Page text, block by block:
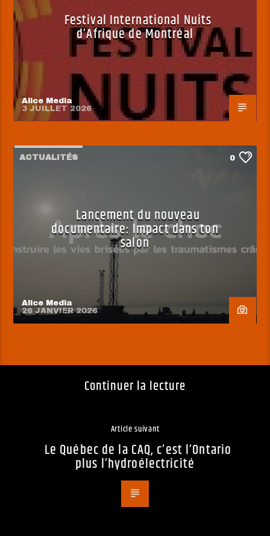
Festival International Nuits
d’Afrique de Montréal
Alice Media
3 JUILLET 2026
ACTUALITÉS 0
Lancement du nouveau
documentaire: Impact dans ton
salon
Alice Media
26 JANVIER 2026
Continuer la lecture
Article suivant
Le Québec de la CAQ, c’est l’Ontario
plus l’hydroélectricité